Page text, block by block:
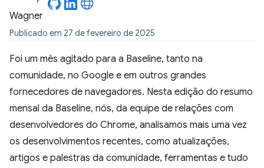
Publicado em 27 de fevereiro de 2025
Foi um mês agitado para a Baseline, tanto na
comunidade, no Google e em outros grandes
fornecedores de navegadores. Nesta edição do resumo
mensal da Baseline, nós, da equipe de relações com
desenvolvedores do Chrome, analisamos mais uma vez
os desenvolvimentos recentes, como atualizações,
artigos e palestras da comunidade, ferramentas e tudo